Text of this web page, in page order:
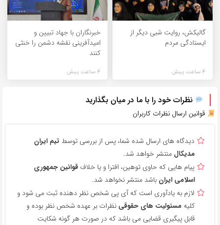
گالیکش، روایت شبی دیگر از
ایستادگی مردم
4 ساعت پیش
خبرنگاران با جهاد تبیین و
امیدآفرینی نقشه دشمن را خنثی
کنند
4 ساعت پیش
نظرات خود را با ما در میان بگذارید
قوانین ارسال نظرات کاربران
دیدگاه های ارسال شده شما، پس از بررسی توسط تیم ایران
مدیکال منتشر خواهد شد.
پیام هایی که حاوی توهین، افترا و یا خلاف قوانین جمهوری
اسلامی ایران باشد منتشر نخواهد شد.
لازم به یادآوری است که آی پی شخص نظر دهنده ثبت می شود و
کلیه مسئولیت های حقوقی نظرات بر عهده شخص نظر بوده و
قابل پیگیری قضایی می باشد که در صورت هر گونه شکایت